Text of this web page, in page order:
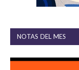
NOTAS DEL MES